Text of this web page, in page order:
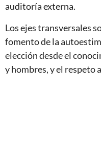
auditoría externa.
Los ejes transversales
fomento de la
elección desde el
y hombres, y el respeto